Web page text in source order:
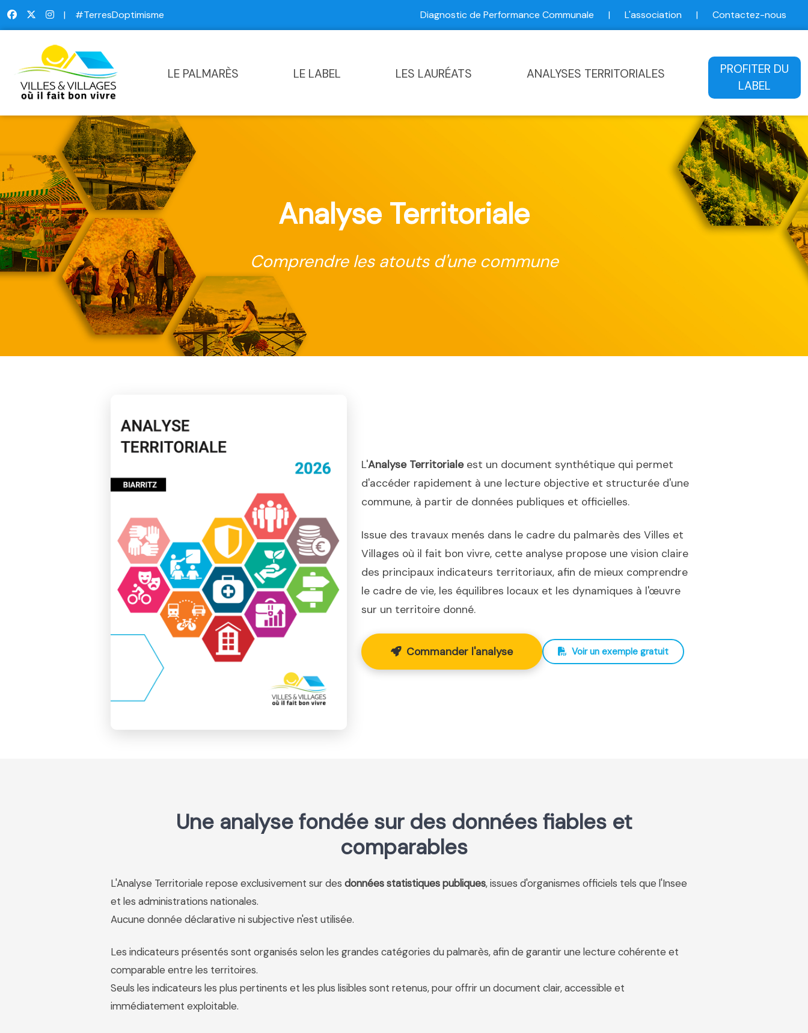
| #TerresDoptimisme Diagnostic de Performance Communale | L'association | Contactez-nous
LE PALMARÈS LE LABEL LES LAURÉATS ANALYSES TERRITORIALES
PROFITER DU
LABEL
Analyse Territoriale
Comprendre les atouts d'une commune
L'Analyse Territorialeest un document synthétique qui permet
d'accéder rapidement à une lecture objective et structurée d'une
commune, à partir de données publiques et officielles.
Issue des travaux menés dans le cadre du palmarès des Villes et
Villages où il fait bon vivre, cette analyse propose une vision claire
des principaux indicateurs territoriaux, afin de mieux comprendre
le cadre de vie, les équilibres locaux et les dynamiques à l'œuvre
sur un territoire donné.
Commander l'analyse Voir un exemple gratuit
Une analyse fondée sur des données fiables et
comparables
L'Analyse Territoriale repose exclusivement sur des données statistiques publiques, issues d'organismes officiels tels que l'Insee
et les administrations nationales.
Aucune donnée déclarative ni subjective n'est utilisée.
Les indicateurs présentés sont organisés selon les grandes catégories du palmarès, afin de garantir une lecture cohérente et
comparable entre les territoires.
Seuls les indicateurs les plus pertinents et les plus lisibles sont retenus, pour offrir un document clair, accessible et
immédiatement exploitable.